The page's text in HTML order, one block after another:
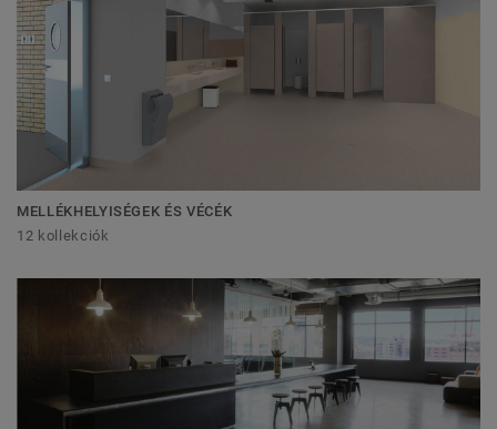
MELLÉKHELYISÉGEK ÉS VÉCÉK
12 kollekciók